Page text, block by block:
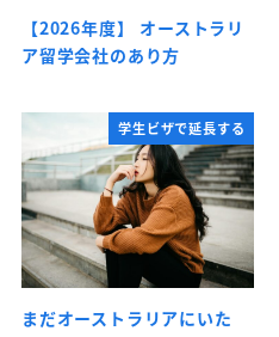
【2026年度】 オーストラリ
ア留学会社のあり方
学生ビザで延長する
まだオーストラリアにいた